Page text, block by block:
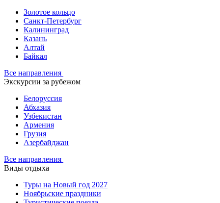
Золотое кольцо
Санкт-Петербург
Калининград
Казань
Алтай
Байкал
Все направления
Экскурсии за рубежом
Белоруссия
Абхазия
Узбекистан
Армения
Грузия
Азербайджан
Все направления
Виды отдыха
Туры на Новый год 2027
Ноябрьские праздники